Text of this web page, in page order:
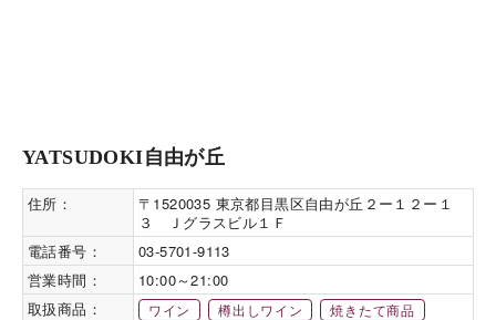
YATSUDOKI自由が丘
住所：
〒1520035 東京都目黒区自由が丘２ー１２ー１
３ Ｊグラスビル１Ｆ
電話番号：
03-5701-9113
営業時間：
10:00～21:00
取扱商品：
ワイン 樽出しワイン 焼きたて商品